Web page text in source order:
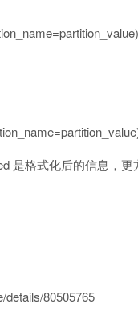
是格式化后的信息，更
details/80505765